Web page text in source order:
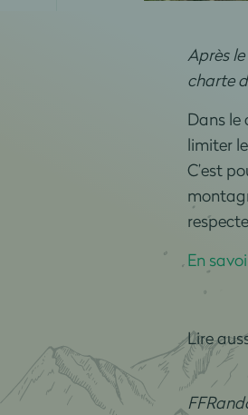
Après
charte
Dans le
limiter
C’est
En
Lire